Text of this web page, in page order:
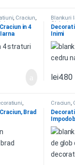
, Craciun,
in 4
Blankuri
Globuri
Inimi
lei4.80
,
Brad
Craciun,